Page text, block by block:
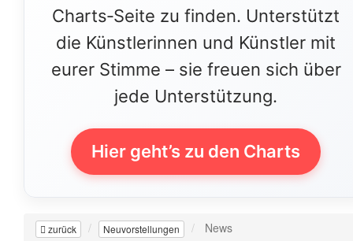
Charts‑Seite zu finden. Unterstützt
die Künstlerinnen und Künstler mit
eurer Stimme – sie freuen sich über
jede Unterstützung.
Hier geht’s zu den Charts
zurück Neuvorstellungen News